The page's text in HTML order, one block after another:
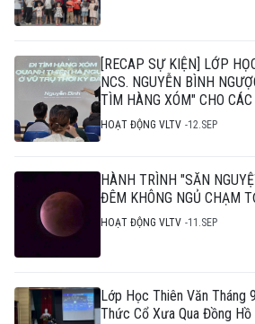
[RECAP SỰ KIỆN] LỚP
NCS. NGUYỄN BÌNH
TÌM HÀNG XÓM" CHO
THI"
HOẠT ĐỘNG VLTV 12.SEP
HÀNH TRÌNH "SĂN
ĐÊM KHÔNG NGỦ CHẠM
HOẠT ĐỘNG VLTV 11.SEP
Lớp Học Thiên Văn Tháng
Thức Cổ Xưa Qua Đồng